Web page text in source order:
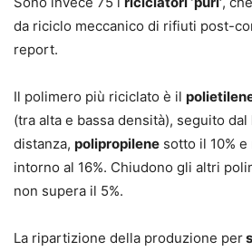
da riciclo meccanico di rifiuti post-
report.
Il polimero più riciclato è il
(tra alta e bassa densità), seguito dal
distanza, polipropilene sotto il 10%
intorno al 16%. Chiudono gli altri
non supera il 5%.
La ripartizione della produzione per